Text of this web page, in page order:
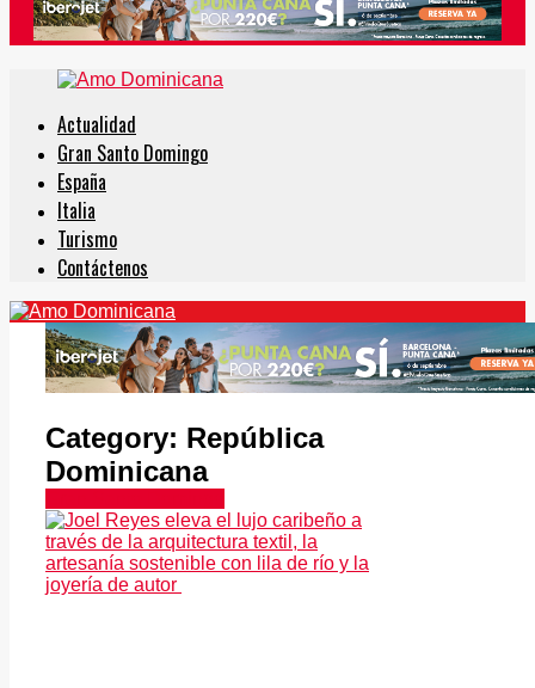
Actualidad
Gran Santo Domingo
España
Italia
Turismo
Contáctenos
Category: República
Dominicana